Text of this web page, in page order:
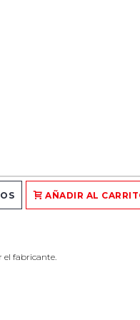
AÑADIR AL
el fabricante.